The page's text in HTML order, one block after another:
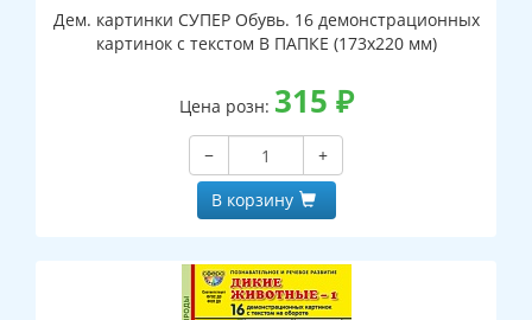
Дем. картинки СУПЕР Обувь. 16 демонстрационных
картинок с текстом В ПАПКЕ (173х220 мм)
Цена розн: 315 ₽
−
+
В корзину